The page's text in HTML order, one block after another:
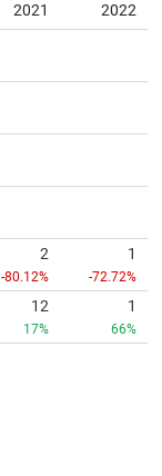
2021
2022
2
-80.12%
1
-72.72%
12
17%
1
66%